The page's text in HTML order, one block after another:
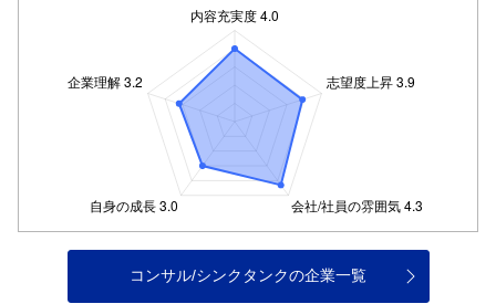
コンサル/シンクタンクの企業一覧